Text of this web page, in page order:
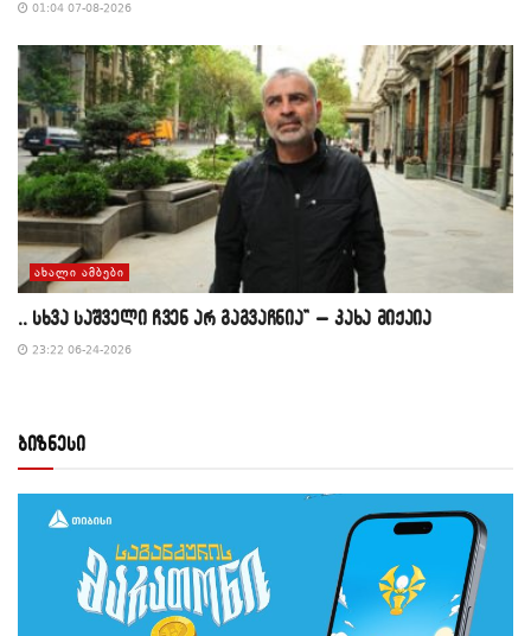
01:04 07-08-2026
ᲐᲮᲐᲚᲘ ᲐᲛᲑᲔᲑᲘ
,, სხვა საშველი ჩვენ არ გაგვაჩნია” – კახა მიქაია
23:22 06-24-2026
ბიზნესი